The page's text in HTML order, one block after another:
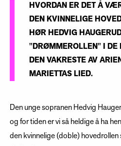
HVORDAN ER DET Å
DEN KVINNELIGE
HØR HEDVIG
"DRØMMEROLLEN" I DE
DEN VAKRESTE AV
MARIETTAS LIED.
Den unge sopranen Hedvig
og for tiden er vi så heldige å ha
den kvinnelige (doble)